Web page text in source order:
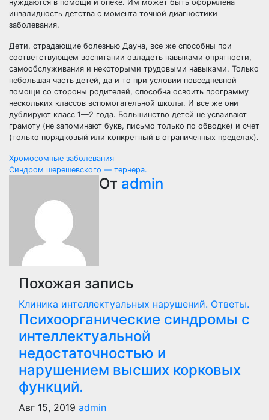
нуждаются в помощи и опеке. Им может быть оформлена
инвалидность детства с момента точной диагностики
заболевания.
Дети, страдающие болезнью Дауна, все же способны при
соответствующем воспитании овладеть навыками опрятности,
самообслуживания и некоторыми трудовыми навыками. Только
небольшая часть детей, да и то при условии повседневной
помощи со стороны родителей, способна освоить программу
нескольких классов вспомогательной школы. И все же они
дублируют класс 1—2 года. Большинство детей не усваивают
грамоту (не запоминают букв, письмо только по обводке) и счет
(только порядковый или конкретный в ограниченных пределах).
Навигация
записям
Хромосомные заболевания
Синдром шерешевского — тернера.
От admin
Похожая запись
Клиника интеллектуальных нарушений. Ответы.
Психоорганические синдромы с
интеллектуальной
недостаточностью и
нарушением высших корковых
функций.
Авг 15, 2019 admin